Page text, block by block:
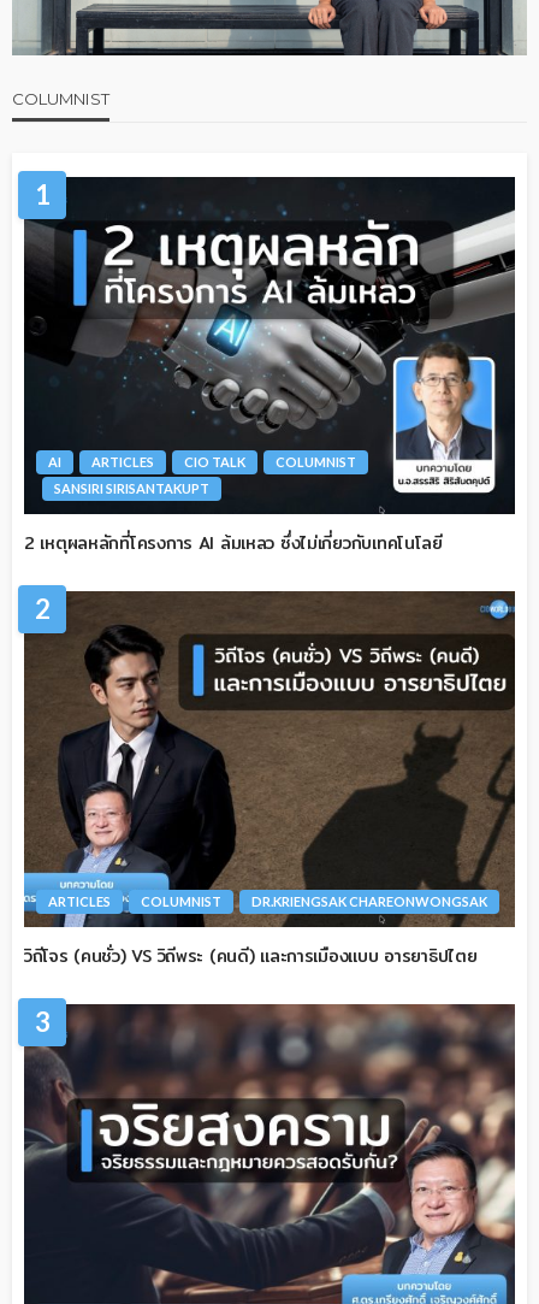
COLUMNIST
1
AI ARTICLES CIO TALK
COLUMNIST
SANSIRI SIRISANTAKUPT
2 เหตุผลหลักที่โครงการ AI ล้มเหลว ซึ่งไม่เกี่ยวกับเทคโนโลยี
2
ARTICLES COLUMNIST DR.KRIENGSAK CHAREONWONGSAK
วิถีโจร (คนชั่ว) VS วิถีพระ (คนดี) และการเมืองแบบ อารยาธิปไตย
3